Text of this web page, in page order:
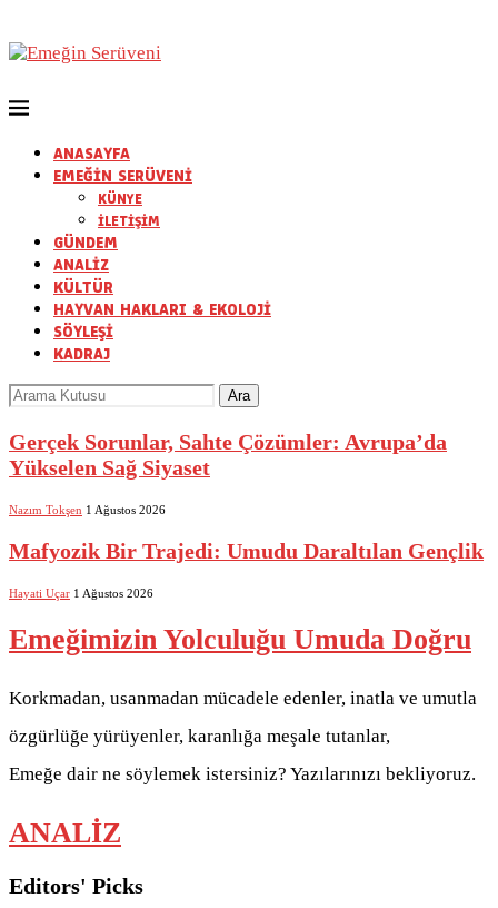
ANASAYFA
EMEĞİN SERÜVENİ
KÜNYE
İLETİŞİM
GÜNDEM
ANALİZ
KÜLTÜR
HAYVAN HAKLARI & EKOLOJİ
SÖYLEŞİ
KADRAJ
Gerçek Sorunlar, Sahte Çözümler: Avrupa’da
Yükselen Sağ Siyaset
Nazım Tokşen 1 Ağustos 2026
Mafyozik Bir Trajedi: Umudu Daraltılan Gençlik
Hayati Uçar 1 Ağustos 2026
Emeğimizin Yolculuğu Umuda Doğru
Korkmadan, usanmadan mücadele edenler, inatla ve umutla
özgürlüğe yürüyenler, karanlığa meşale tutanlar,
Emeğe dair ne söylemek istersiniz? Yazılarınızı bekliyoruz.
ANALİZ
Editors' Picks